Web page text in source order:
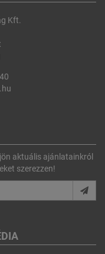
Kft.
aktuális ajánlatainkról
szerezzen!